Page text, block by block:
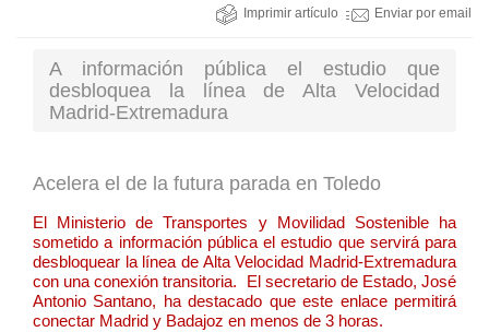
Imprimir artículo Enviar por email
A información pública el estudio que
desbloquea la línea de Alta Velocidad
Madrid-Extremadura
Acelera el de la futura parada en Toledo
El Ministerio de Transportes y Movilidad Sostenible ha
sometido a información pública el estudio que servirá para
desbloquear la línea de Alta Velocidad Madrid-Extremadura
con una conexión transitoria. El secretario de Estado, José
Antonio Santano, ha destacado que este enlace permitirá
conectar Madrid y Badajoz en menos de 3 horas.